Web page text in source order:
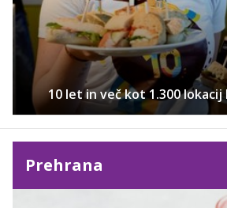
10 let in več kot 1.300 lokacij
Prehrana